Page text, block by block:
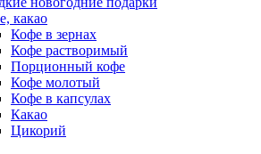
какао
Кофе в зернах
Кофе растворимый
Порционный кофе
Кофе молотый
Кофе в капсулах
Какао
Цикорий